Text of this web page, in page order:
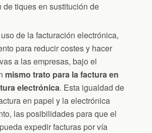
de tiques en sustitución de
de la facturación electrónica,
para reducir costes y hacer
a las empresas, bajo el
mismo trato para la factura en
electrónica. Esta igualdad de
en papel y la electrónica
las posibilidades para que el
expedir facturas por vía